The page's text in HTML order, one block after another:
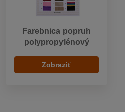
Farebnica popruh
polypropylénový
Zobraziť